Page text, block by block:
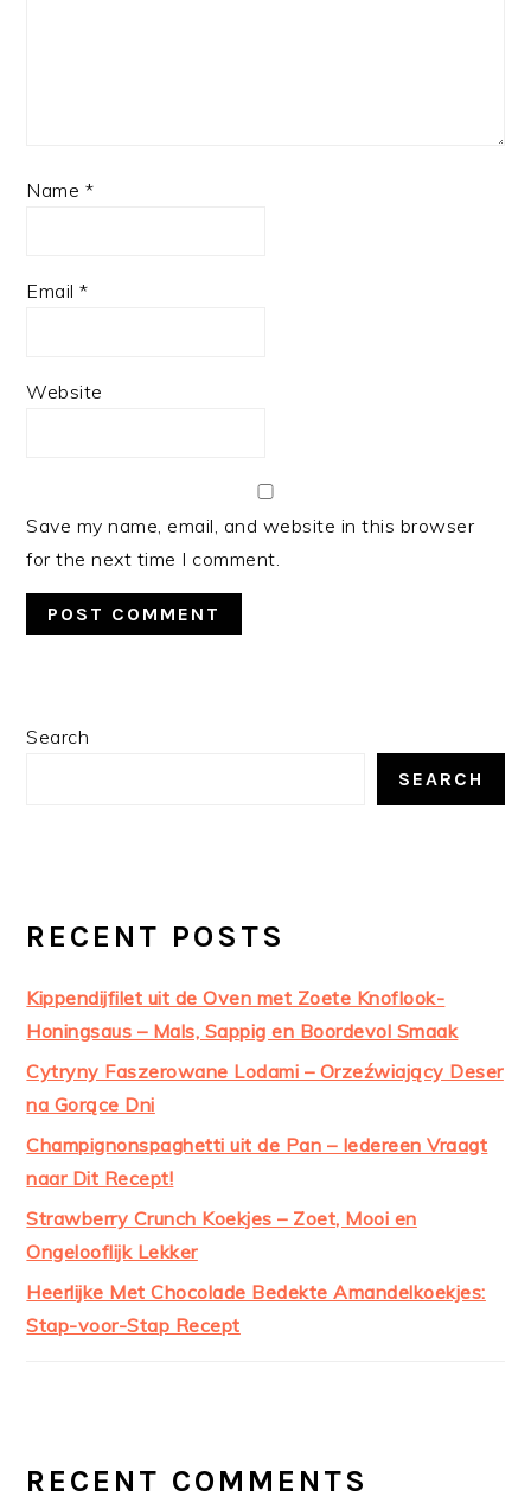
Name *
Email*
Website
Save my name, email, and website in this browser
for the next time I comment.
PRIMARY
Search
SEARCH
RECENT POSTS
Kippendijfilet uit de Oven met Zoete Knoflook-
Honingsaus – Mals, Sappig en Boordevol Smaak
Cytryny Faszerowane Lodami – Orzeźwiający Deser
na Gorące Dni
Champignonspaghetti uit de Pan – Iedereen Vraagt
naar Dit Recept!
Strawberry Crunch Koekjes – Zoet, Mooi en
Ongelooflijk Lekker
Heerlijke Met Chocolade Bedekte Amandelkoekjes:
Stap-voor-Stap Recept
RECENT COMMENTS